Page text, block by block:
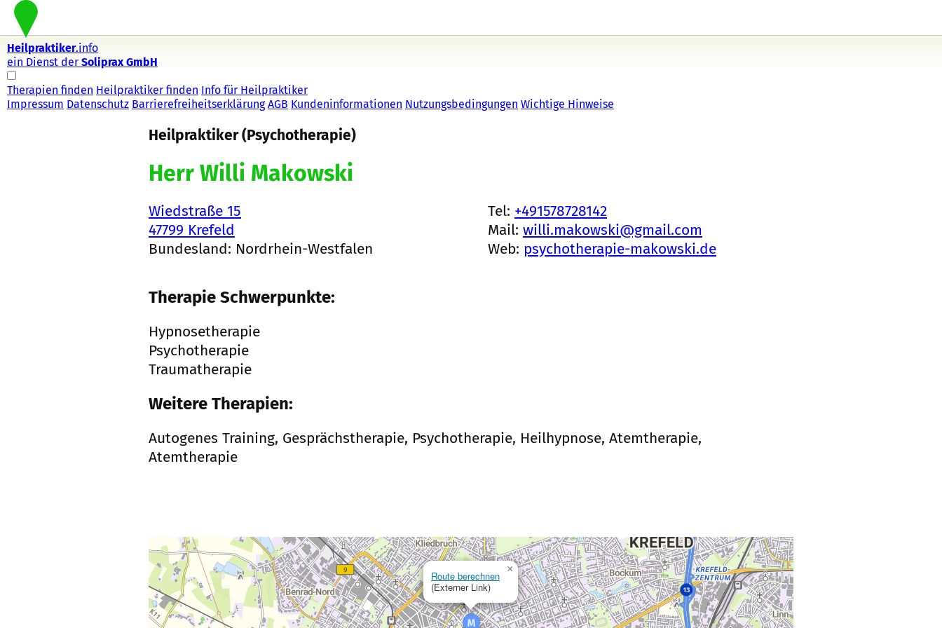
Heilpraktiker.info
ein Dienst der Soliprax GmbH
Therapien finden Heilpraktiker finden Info für Heilpraktiker
Impressum Datenschutz Barrierefreiheitserklärung AGB Kundeninformationen Nutzungsbedingungen Wichtige Hinweise
Heilpraktiker (Psychotherapie)
Herr Willi Makowski
Wiedstraße 15
47799 Krefeld
Bundesland: Nordrhein-Westfalen
Tel: +491578728142
Mail: willi.makowski@gmail.com
Web: psychotherapie-makowski.de
Therapie Schwerpunkte:
Hypnosetherapie
Psychotherapie
Traumatherapie
Weitere Therapien:
Autogenes Training, Gesprächstherapie, Psychotherapie, Heilhypnose, Atemtherapie,
Atemtherapie
Route berechnen
(Externer Link)
×